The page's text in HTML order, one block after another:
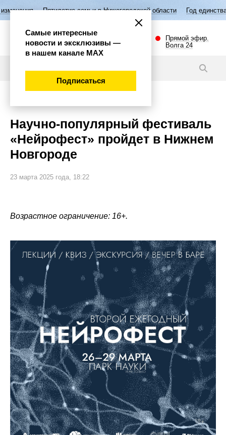
семьи в Нижегородской области Год единства народов России
Прямой эфир.
Волга 24
Научно-популярный фестиваль
«Нейрофест» пройдет в Нижнем
Новгороде
23 марта 2025 года, 18:22
Возрастное ограничение: 16+.
Самые интересные
новости и эксклюзивы —
в нашем канале МАХ
Подписаться